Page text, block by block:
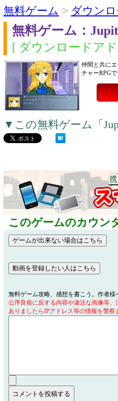
無料ゲーム > ダウン
無料ゲーム：
[ ダウンロードア
仲間と共に
チャーRPG
▼この無料ゲーム「
このゲームのカウン
無料ゲーム攻略、感想を書こう。作者様
公序良俗に反する内容や違法な画像等
ありましたらIPアドレス等の情報を警察